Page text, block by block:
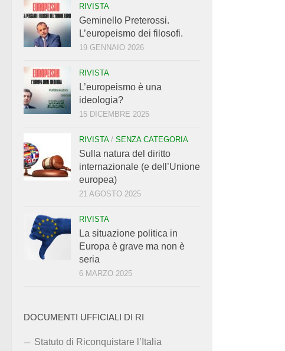
RIVISTA
Geminello Preterossi.
L’europeismo dei filosofi.
19 GENNAIO 2026
RIVISTA
L’europeismo è una
ideologia?
15 DICEMBRE 2025
RIVISTA/ SENZA CATEGORIA
Sulla natura del diritto
internazionale (e dell’Unione
europea)
21 AGOSTO 2025
RIVISTA
La situazione politica in
Europa è grave ma non è
seria
6 MARZO 2025
DOCUMENTI UFFICIALI DI RI
Statuto di Riconquistare l’Italia